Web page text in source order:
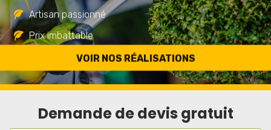
VOIR NOS RÉALISATIONS
Artisan passionné
Prix imbattable
Travail de qualité
Demande de devis gratuit